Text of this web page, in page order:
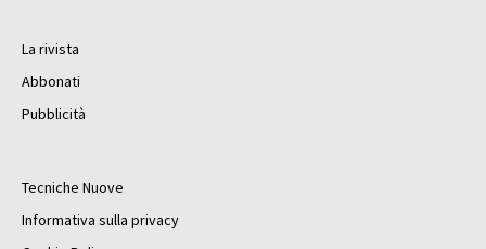
La rivista
Abbonati
Pubblicità
Tecniche Nuove
Informativa sulla privacy